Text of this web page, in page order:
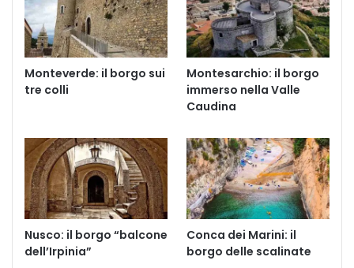
Monteverde: il borgo sui
tre colli
Montesarchio: il borgo
immerso nella Valle
Caudina
Nusco: il borgo “balcone
dell’Irpinia”
Conca dei Marini: il
borgo delle scalinate